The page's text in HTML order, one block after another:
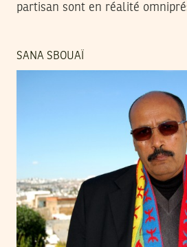
partisan sont en réalité
SANA SBOUAÏ